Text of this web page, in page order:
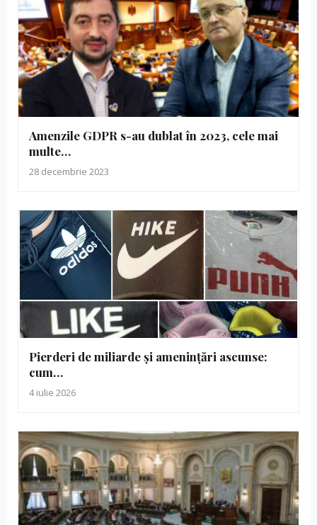
Amenzile GDPR s-au dublat în 2023, cele mai
multe…
28 decembrie 2023
Pierderi de miliarde și amenințări ascunse:
cum…
4 iulie 2026